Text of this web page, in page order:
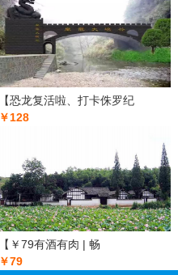
【恐龙复活啦、打卡侏罗纪
￥128
【￥79有酒有肉 | 畅
￥79